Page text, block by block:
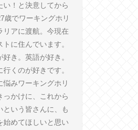
い！と決意してから
歳でワーキングホリ
リアに渡航。今現在
に住んでいます。
き。英語が好き。
くのが好きです。
悩みワーキングホリ
っかけに、これから
という皆さんに、も
始めてほしいと思い